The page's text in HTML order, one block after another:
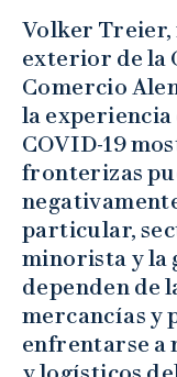
Volker Treier,
exterior de la
Comercio
la
COVID-19
fronterizas
particular,
minorista y la
dependen de
mercancías y
enfrentarse a